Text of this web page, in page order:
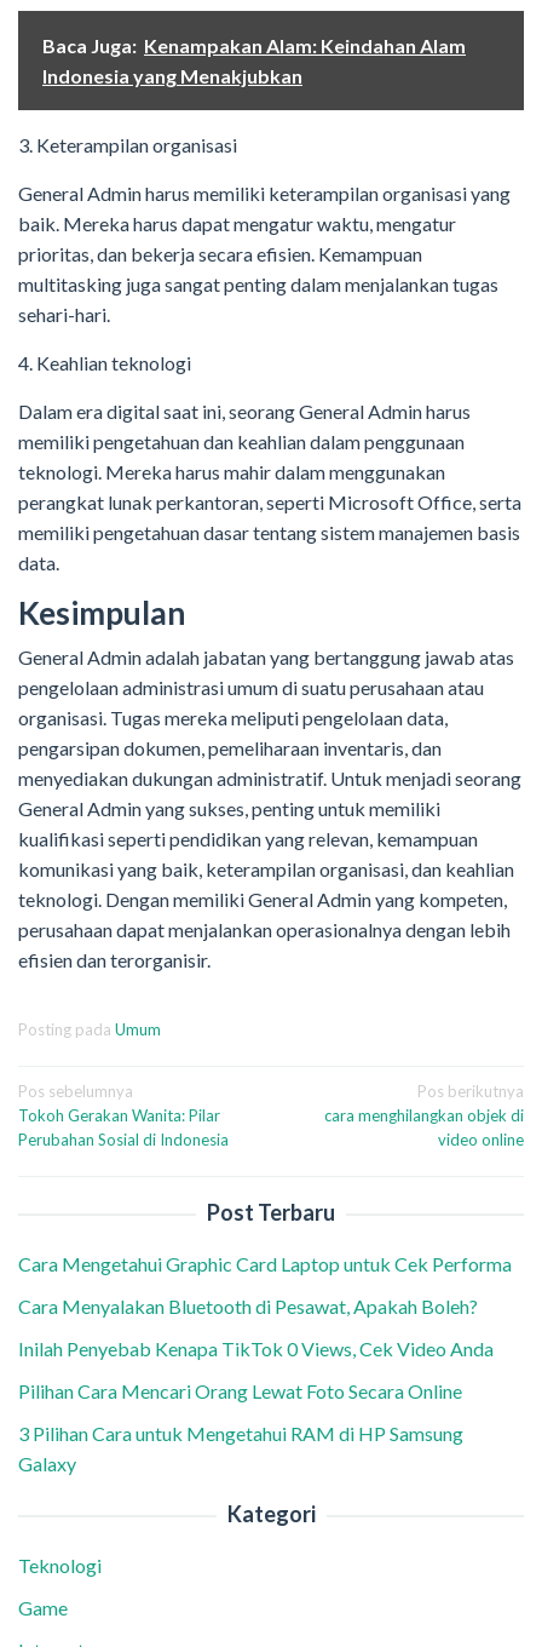
Baca Juga: Kenampakan Alam: Keindahan Alam
Indonesia yang Menakjubkan
3. Keterampilan organisasi
General Admin harus memiliki keterampilan organisasi yang
baik. Mereka harus dapat mengatur waktu, mengatur
prioritas, dan bekerja secara efisien. Kemampuan
multitasking juga sangat penting dalam menjalankan tugas
sehari-hari.
4. Keahlian teknologi
Dalam era digital saat ini, seorang General Admin harus
memiliki pengetahuan dan keahlian dalam penggunaan
teknologi. Mereka harus mahir dalam menggunakan
perangkat lunak perkantoran, seperti Microsoft Office, serta
memiliki pengetahuan dasar tentang sistem manajemen basis
data.
Kesimpulan
General Admin adalah jabatan yang bertanggung jawab atas
pengelolaan administrasi umum di suatu perusahaan atau
organisasi. Tugas mereka meliputi pengelolaan data,
pengarsipan dokumen, pemeliharaan inventaris, dan
menyediakan dukungan administratif. Untuk menjadi seorang
General Admin yang sukses, penting untuk memiliki
kualifikasi seperti pendidikan yang relevan, kemampuan
komunikasi yang baik, keterampilan organisasi, dan keahlian
teknologi. Dengan memiliki General Admin yang kompeten,
perusahaan dapat menjalankan operasionalnya dengan lebih
efisien dan terorganisir.
Posting pada Umum
Navigasi
pos
Pos sebelumnya
Tokoh Gerakan Wanita: Pilar
Perubahan Sosial di Indonesia
Pos berikutnya
cara menghilangkan objek di
video online
Post Terbaru
Cara Mengetahui Graphic Card Laptop untuk Cek Performa
Cara Menyalakan Bluetooth di Pesawat, Apakah Boleh?
Inilah Penyebab Kenapa TikTok 0 Views, Cek Video Anda
Pilihan Cara Mencari Orang Lewat Foto Secara Online
3 Pilihan Cara untuk Mengetahui RAM di HP Samsung
Galaxy
Kategori
Teknologi
Game